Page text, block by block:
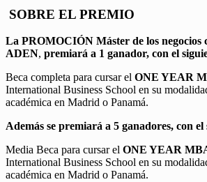
SOBRE EL PREMIO
La PROMOCIÓN Máster de los
ADEN, premiará a 1 ganador, con el
Beca completa para cursar el ONE YEAR
International Business School en su
académica en Madrid o Panamá.
Además se premiará a 5 ganadores, con
Media Beca para cursar el ONE YEAR
International Business School en su
académica en Madrid o Panamá.